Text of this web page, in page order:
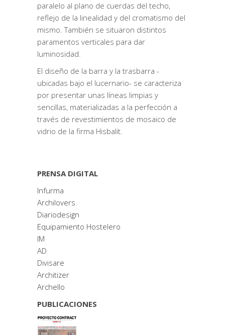
paralelo al plano de cuerdas del techo,
reflejo de la linealidad y del cromatismo del
mismo. También se situaron distintos
paramentos verticales para dar
luminosidad.
El diseño de la barra y la trasbarra -
ubicadas bajo el lucernario- se caracteriza
por presentar unas líneas limpias y
sencillas, materializadas a la perfección a
través de revestimientos de mosaico de
vidrio de la firma Hisbalit.
PRENSA DIGITAL
Infurma
Archilovers
Diariodesign
Equipamiento Hostelero
IM
AD
Divisare
Architizer
Archello
PUBLICACIONES